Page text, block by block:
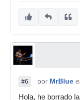
#6 por MrBlue
Hola, he borrado